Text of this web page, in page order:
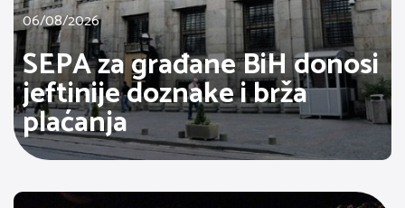
06/08/2026
SEPA za građane BiH donosi
jeftinije doznake i brža
plaćanja